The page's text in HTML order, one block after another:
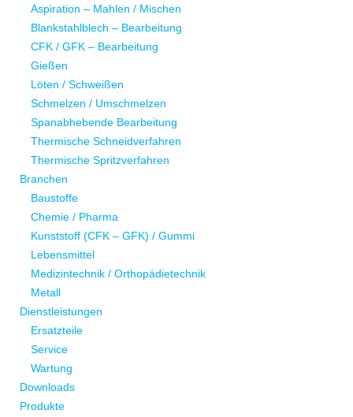
Aspiration – Mahlen / Mischen
Blankstahlblech – Bearbeitung
CFK / GFK – Bearbeitung
Gießen
Löten / Schweißen
Schmelzen / Umschmelzen
Spanabhebende Bearbeitung
Thermische Schneidverfahren
Thermische Spritzverfahren
Branchen
Baustoffe
Chemie / Pharma
Kunststoff (CFK – GFK) / Gummi
Lebensmittel
Medizintechnik / Orthopädietechnik
Metall
Dienstleistungen
Ersatzteile
Service
Wartung
Downloads
Produkte